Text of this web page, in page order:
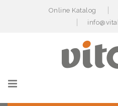
Online Katalog